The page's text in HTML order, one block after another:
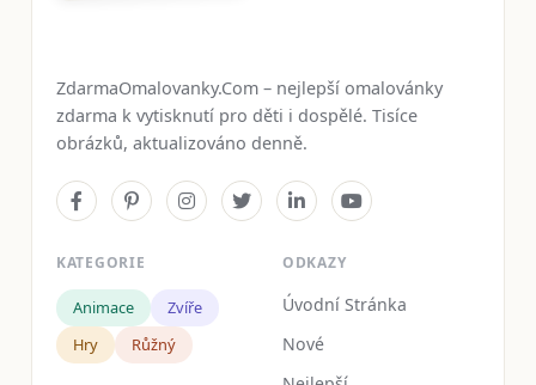
ZdarmaOmalovanky.Com – nejlepší omalovánky
zdarma k vytisknutí pro děti i dospělé. Tisíce
obrázků, aktualizováno denně.
KATEGORIE
Animace
Zvíře
Hry
Růžný
ODKAZY
Úvodní Stránka
Nové